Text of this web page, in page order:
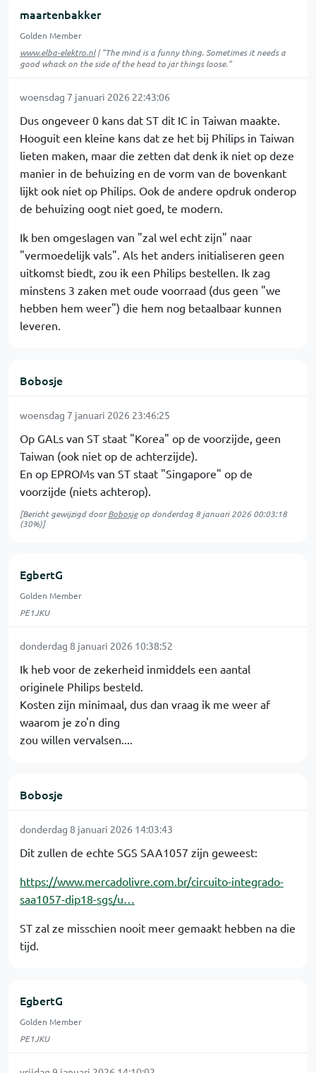
maartenbakker
Golden Member
www.elba-elektro.nl| "The mind is a funny thing. Sometimes it needs a
good whack on the side of the head to jar things loose."
woensdag 7 januari 2026 22:43:06
Dus ongeveer 0 kans dat ST dit IC in Taiwan maakte.
Hooguit een kleine kans dat ze het bij Philips in Taiwan
lieten maken, maar die zetten dat denk ik niet op deze
manier in de behuizing en de vorm van de bovenkant
lijkt ook niet op Philips. Ook de andere opdruk onderop
de behuizing oogt niet goed, te modern.
Ik ben omgeslagen van "zal wel echt zijn" naar
"vermoedelijk vals". Als het anders initialiseren geen
uitkomst biedt, zou ik een Philips bestellen. Ik zag
minstens 3 zaken met oude voorraad (dus geen "we
hebben hem weer") die hem nog betaalbaar kunnen
leveren.
Bobosje
woensdag 7 januari 2026 23:46:25
Op GALs van ST staat "Korea" op de voorzijde, geen
Taiwan (ook niet op de achterzijde).
En op EPROMs van ST staat "Singapore" op de
voorzijde (niets achterop).
[Bericht gewijzigd doorBobosjeop donderdag 8 januari 2026 00:03:18
(30%)]
EgbertG
Golden Member
PE1JKU
donderdag 8 januari 2026 10:38:52
Ik heb voor de zekerheid inmiddels een aantal
originele Philips besteld.
Kosten zijn minimaal, dus dan vraag ik me weer af
waarom je zo'n ding
zou willen vervalsen....
Bobosje
donderdag 8 januari 2026 14:03:43
Dit zullen de echte SGS SAA1057 zijn geweest:
https://www.mercadolivre.com.br/circuito-integrado-
saa1057-dip18-sgs/u…
ST zal ze misschien nooit meer gemaakt hebben na die
tijd.
EgbertG
Golden Member
PE1JKU